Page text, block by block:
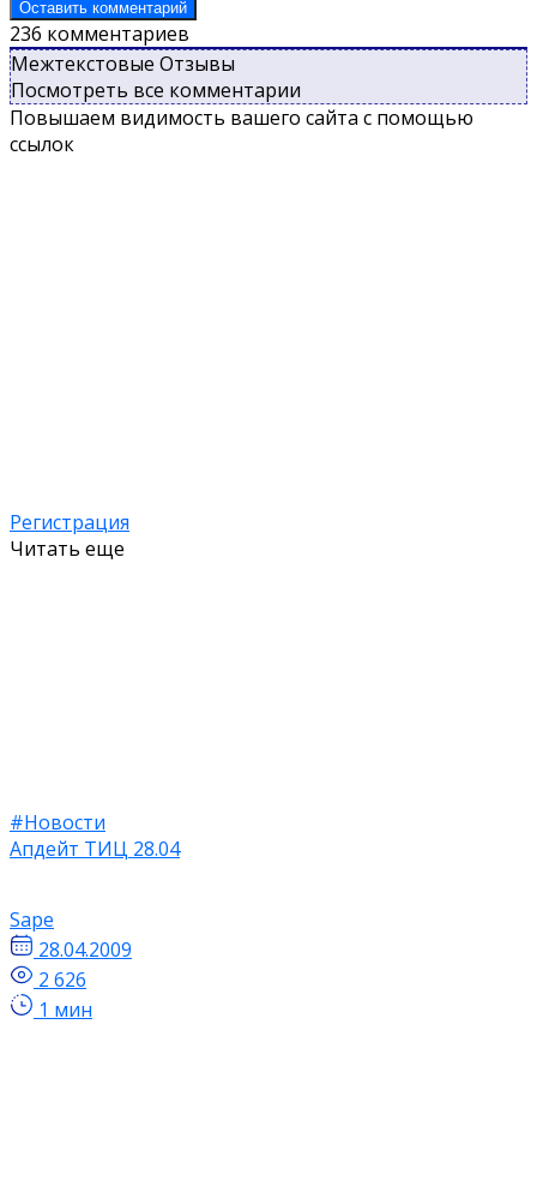
236 комментариев
Межтекстовые Отзывы
Посмотреть все комментарии
Повышаем видимость вашего сайта с помощью
ссылок
Регистрация
Читать еще
#Новости
Апдейт ТИЦ 28.04
Sape
28.04.2009
2 626
1 мин